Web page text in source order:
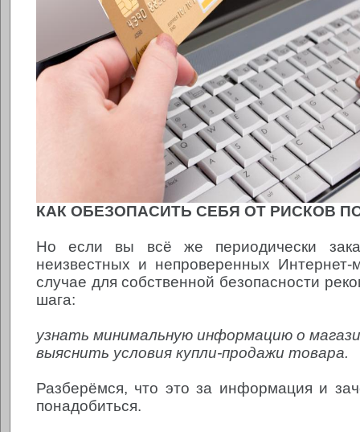
КАК ОБЕЗОПАСИТЬ СЕБЯ ОТ РИСКОВ
Но если вы всё же периодически
неизвестных и непроверенных Интернет-
случае для собственной безопасности
шага:
узнать минимальную информацию о
выяснить условия купли-продажи товара.
Разберёмся, что это за информация и
понадобиться.